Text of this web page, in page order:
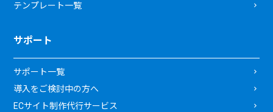
テンプレート一覧
サポート
サポート一覧
導入をご検討中の方へ
ECサイト制作代行サービス